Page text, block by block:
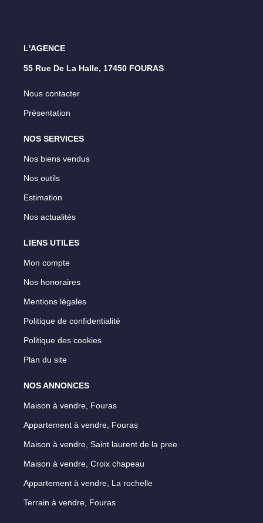
L'AGENCE
55 Rue De La Halle, 17450 FOURAS
Nous contacter
Présentation
NOS SERVICES
Nos biens vendus
Nos outils
Estimation
Nos actualités
LIENS UTILES
Mon compte
Nos honoraires
Mentions légales
Politique de confidentialité
Politique des cookies
Plan du site
NOS ANNONCES
Maison à vendre, Fouras
Appartement à vendre, Fouras
Maison à vendre, Saint laurent de la pree
Maison à vendre, Croix chapeau
Appartement à vendre, La rochelle
Terrain à vendre, Fouras